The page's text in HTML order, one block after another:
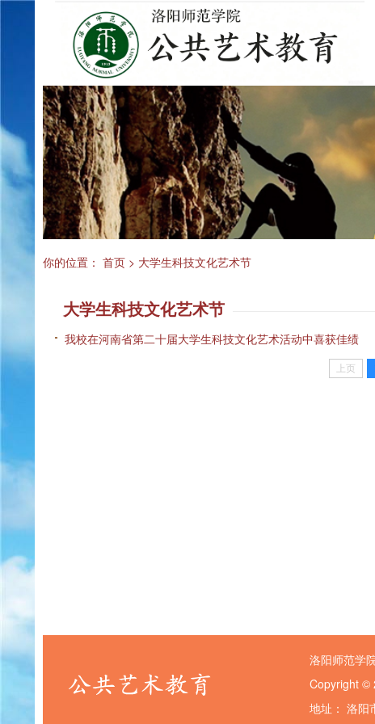
你的位置： 首页 > 大学生科技文化艺术节
大学生科技文化艺术节
我校在河南省第二十届大学生科技文化艺术活动中喜获佳绩
上页
洛阳师范学
Copyright ©
地址： 洛